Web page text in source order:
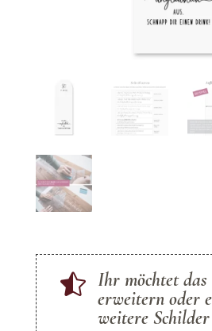
 Ihr möchtet das
erweitern oder
weitere Schilder